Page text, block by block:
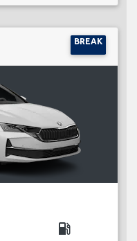
BREAK
local_gas_station